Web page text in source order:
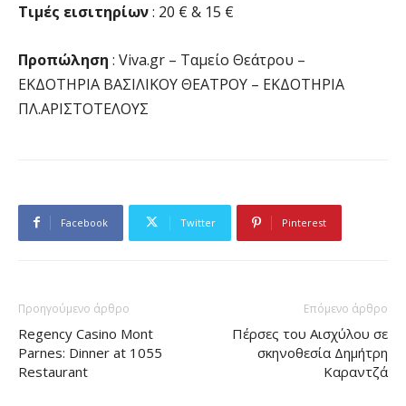
Τιμές εισιτηρίων: 20 € & 15 €
Προπώληση : Viva.gr – Ταμείο Θεάτρου –
ΕΚΔΟΤΗΡΙΑ ΒΑΣΙΛΙΚΟΥ ΘΕΑΤΡΟΥ – ΕΚΔΟΤΗΡΙΑ
ΠΛ.ΑΡΙΣΤΟΤΕΛΟΥΣ
Facebook Twitter Pinterest
Προηγούμενο άρθρο
Regency Casino Mont
Parnes: Dinner at 1055
Restaurant
Επόμενο άρθρο
Πέρσες του Αισχύλου σε
σκηνοθεσία Δημήτρη
Καραντζά